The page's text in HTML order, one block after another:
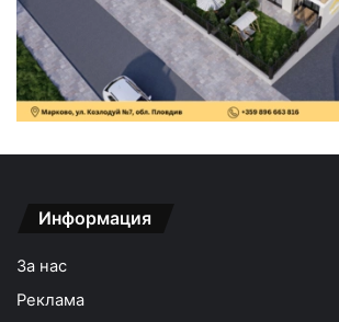
Информация
За нас
Реклама